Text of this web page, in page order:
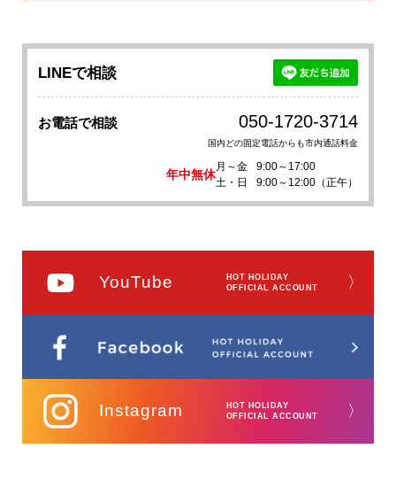
LINEで相談
お電話で相談 050-1720-3714
国内どの固定電話からも市内通話料金
年中無休
月～金
9:00～17:00
土・日
9:00～12:00（正午）
YouTube
HOT HOLIDAY
OFFICIAL ACCOUNT
〉
Instagram
HOT HOLIDAY
OFFICIAL ACCOUNT
〉